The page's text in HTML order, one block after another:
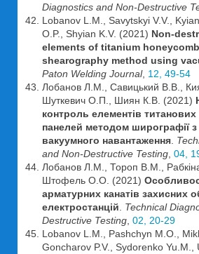
Diagnostics and Non-Destructive
Lobanov L.M., Savytskyi V.V.,
O.P., Shyian K.V. (2021) Non-
elements of titanium
shearography method using
Paton Welding Journal, 12, 49-54
Лобанов Л.М., Савицький В.В.,
Шуткевич О.П., Шиян К.В. (2021)
контроль елементів титанових
панелей методом ширографії
вакуумного навантаження
and Non-Destructive Testing 04,
Лобанов Л.М., Тороп В.М.,
Штофель О.О. (2021)
арматурних канатів захисних
електростанцій
Technical
Destructive Testing 02, 20-29
Lobanov L.M., Pashchyn M.O.,
Goncharov P.V., Sydorenko Yu.M.,